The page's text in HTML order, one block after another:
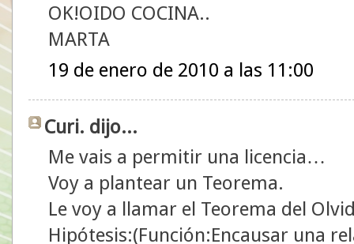
OK!OIDO COCINA..
MARTA
19 de enero de 2010 a las 11:00
Curi. dijo...
Me vais a permitir una licencia…
Voy a plantear un Teorema.
Le voy a llamar el Teorema del
Hipótesis:(Función:Encausar una